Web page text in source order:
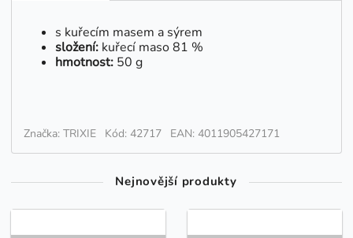
s kuřecím masem a sýrem
složení: kuřecí maso 81 %
hmotnost: 50 g
Značka: TRIXIE Kód: 42717 EAN: 4011905427171
Nejnovější produkty